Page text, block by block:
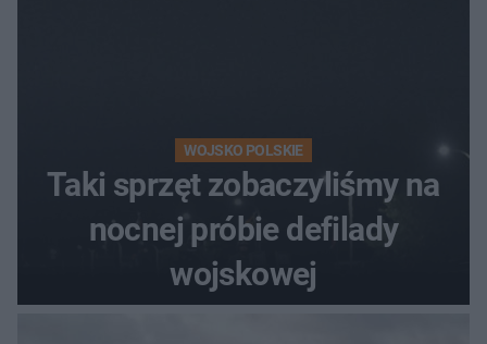
WOJSKO POLSKIE
Taki sprzęt zobaczyliśmy na
nocnej próbie defilady
wojskowej